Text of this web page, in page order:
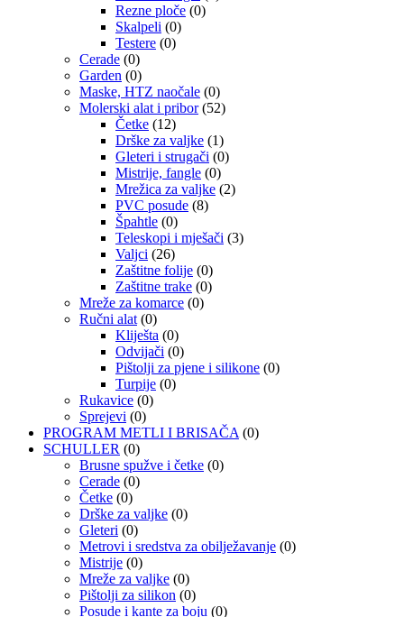
Rezne ploče (0)
Skalpeli (0)
Testere (0)
Cerade (0)
Garden (0)
Maske, HTZ naočale (0)
Molerski alat i pribor (52)
Četke (12)
Drške za valjke (1)
Gleteri i strugači (0)
Mistrije, fangle (0)
Mrežica za valjke (2)
PVC posude (8)
Špahtle (0)
Teleskopi i mješači (3)
Valjci (26)
Zaštitne folije (0)
Zaštitne trake (0)
Mreže za komarce (0)
Ručni alat (0)
Kliješta (0)
Odvijači (0)
Pištolji za pjene i silikone (0)
Turpije (0)
Rukavice (0)
Sprejevi (0)
PROGRAM METLI I BRISAČA (0)
SCHULLER (0)
Brusne spužve i četke (0)
Cerade (0)
Četke (0)
Drške za valjke (0)
Gleteri (0)
Metrovi i sredstva za obilježavanje (0)
Mistrije (0)
Mreže za valjke (0)
Pištolji za silikon (0)
Posude i kante za boju (0)